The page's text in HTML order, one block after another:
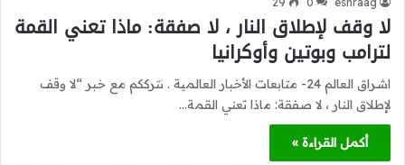
لا وقف لإطلاق النار ، لا صفقة: ماذا تعني القمة
لترامب وبوتين وأوكرانيا
اشراق العالم 24- متابعات الأخبار العالمية . نترككم مع خبر “لا وقف
لإطلاق النار ، لا صفقة: ماذا تعني القمة…
أكمل القراءة »